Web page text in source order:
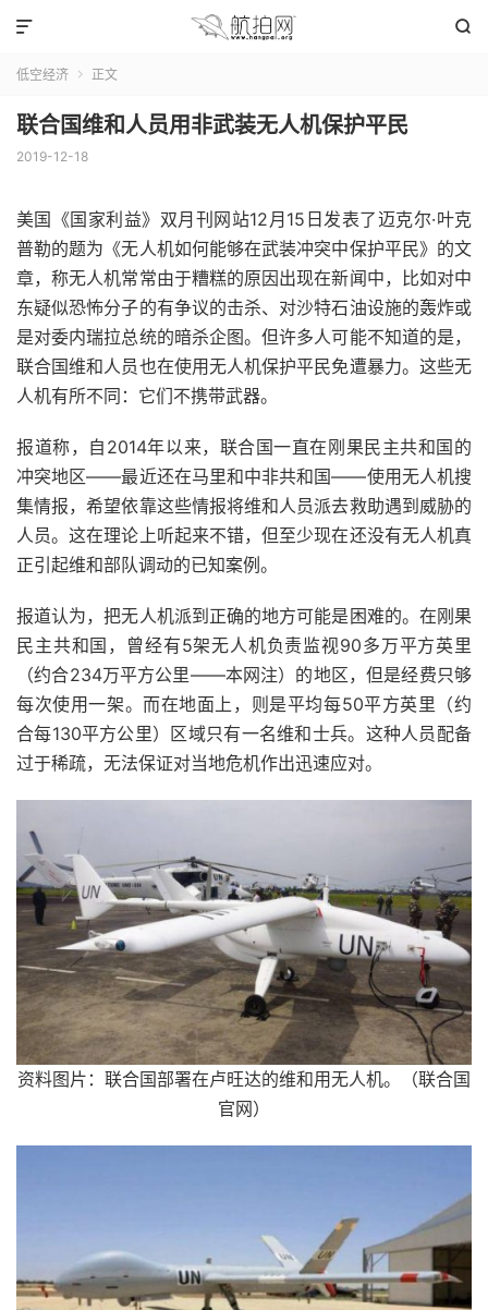


低空经济  正文
联合国维和人员用非武装无人机保护平民
2019-12-18
美国《国家利益》双月刊网站12月15日发表了迈克尔·叶克
普勒的题为《无人机如何能够在武装冲突中保护平民》的文
章，称无人机常常由于糟糕的原因出现在新闻中，比如对中
东疑似恐怖分子的有争议的击杀、对沙特石油设施的轰炸或
是对委内瑞拉总统的暗杀企图。但许多人可能不知道的是，
联合国维和人员也在使用无人机保护平民免遭暴力。这些无
人机有所不同：它们不携带武器。
报道称，自2014年以来，联合国一直在刚果民主共和国的
冲突地区——最近还在马里和中非共和国——使用无人机搜
集情报，希望依靠这些情报将维和人员派去救助遇到威胁的
人员。这在理论上听起来不错，但至少现在还没有无人机真
正引起维和部队调动的已知案例。
报道认为，把无人机派到正确的地方可能是困难的。在刚果
民主共和国，曾经有5架无人机负责监视90多万平方英里
（约合234万平方公里——本网注）的地区，但是经费只够
每次使用一架。而在地面上，则是平均每50平方英里（约
合每130平方公里）区域只有一名维和士兵。这种人员配备
过于稀疏，无法保证对当地危机作出迅速应对。
资料图片：联合国部署在卢旺达的维和用无人机。（联合国
官网）